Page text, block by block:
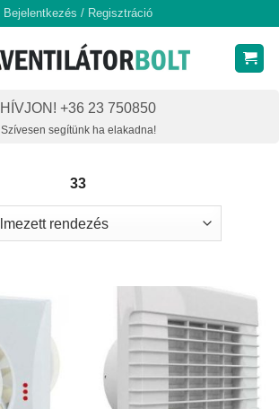
Bejelentkezés / Regisztráció
HÍVJON! +36 23 750850
Szívesen segítünk ha elakadna!
33